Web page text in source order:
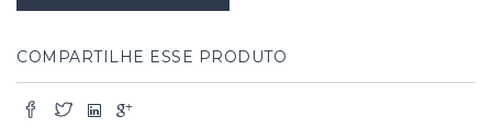
COMPARTILHE ESSE PRODUTO